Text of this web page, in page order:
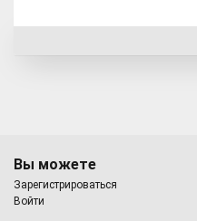
Вы можете
Зарегистрироваться
Войти